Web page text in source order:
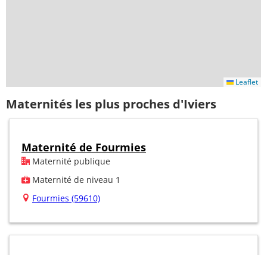
Leaflet
Maternités les plus proches d'Iviers
Maternité de Fourmies
Maternité publique
Maternité de niveau 1
Fourmies (59610)